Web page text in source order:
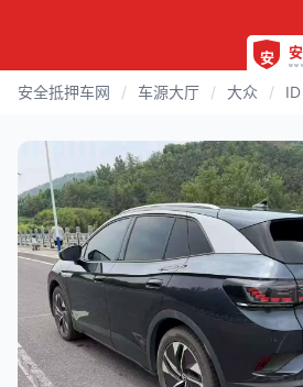
安全抵押车网 / 车源大厅 / 大众 / ID